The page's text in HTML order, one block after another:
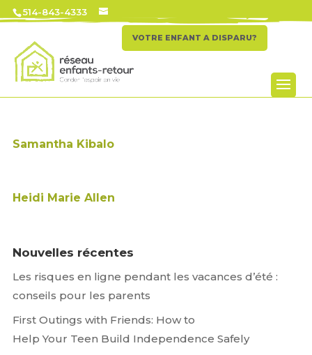
514-843-4333
VOTRE ENFANT A DISPARU?
Samantha Kibalo
Heidi Marie Allen
Nouvelles récentes
Les risques en ligne pendant les vacances d’été :
conseils pour les parents
First Outings with Friends: How to
Help Your Teen Build Independence Safely